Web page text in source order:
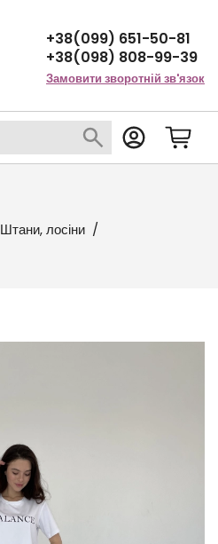
+38(099) 651-50-81
+38(098) 808-99-39
Замовити зворотній зв'язок
Штани, лосіни